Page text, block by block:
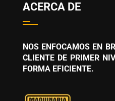
ACERCA DE
NOS ENFOCAMOS EN
CLIENTE DE PRIMER
FORMA EFICIENTE.